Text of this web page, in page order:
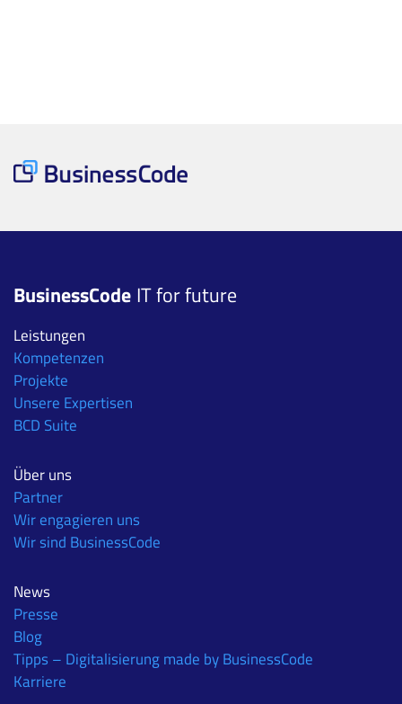
BusinessCode IT for future
Leistungen
Kompetenzen
Projekte
Unsere Expertisen
BCD Suite
Über uns
Partner
Wir engagieren uns
Wir sind BusinessCode
News
Presse
Blog
Tipps – Digitalisierung made by BusinessCode
Karriere